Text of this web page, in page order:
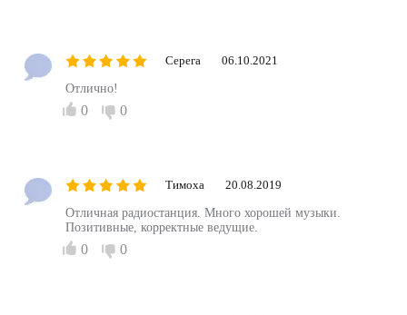
Серега 06.10.2021
Отлично!
0 0
Тимоха 20.08.2019
Отличная радиостанция. Много хорошей музыки.
Позитивные, корректные ведущие.
0 0